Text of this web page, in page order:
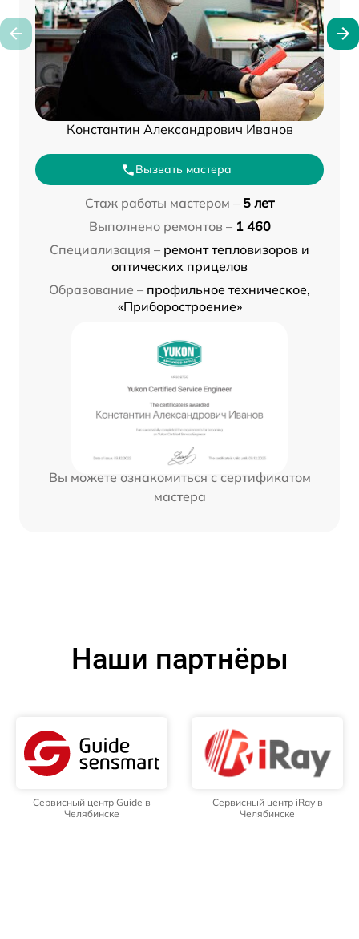
Константин Александрович Иванов
Вызвать мастера
Стаж работы мастером – 5 лет
Выполнено ремонтов – 1 460
Специализация – ремонт тепловизоров и
оптических прицелов
Образование – профильное техническое,
«Приборостроение»
Вы можете ознакомиться с сертификатом
мастера
Наши партнёры
Сервисный центр Guide в
Челябинске
Сервисный центр iRay в
Челябинске